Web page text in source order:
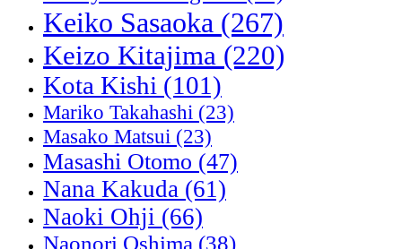
Keiko Sasaoka (267)
Keizo Kitajima (220)
Kota Kishi (101)
Mariko Takahashi (23)
Masako Matsui (23)
Masashi Otomo (47)
Nana Kakuda (61)
Naoki Ohji (66)
Naonori Oshima (38)